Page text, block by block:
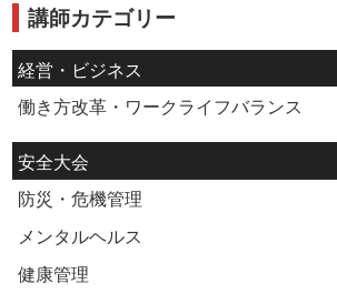
講師カテゴリー
経営・ビジネス
働き方改革・ワークライフバランス
安全大会
防災・危機管理
メンタルヘルス
健康管理